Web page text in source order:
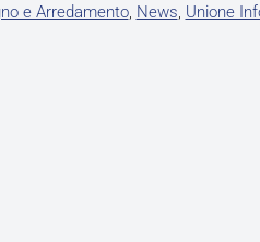
e Arredamento, News, Unione